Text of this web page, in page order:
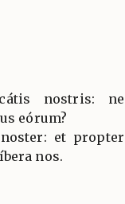
nostris: ne
eórum?
et propter
nos.